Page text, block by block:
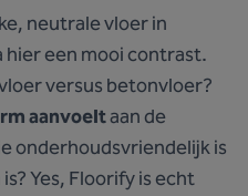
neutrale vloer in
hier een mooi contrast.
versus betonvloer?
aanvoeltaan de
onderhoudsvriendelijk is
Yes, Floorify is echt